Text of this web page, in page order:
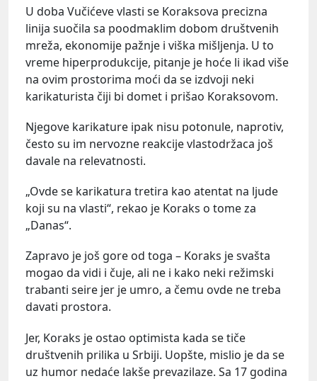
U doba Vučićeve vlasti se Koraksova precizna
linija suočila sa poodmaklim dobom društvenih
mreža, ekonomije pažnje i viška mišljenja. U to
vreme hiperprodukcije, pitanje je hoće li ikad više
na ovim prostorima moći da se izdvoji neki
karikaturista čiji bi domet i prišao Koraksovom.
Njegove karikature ipak nisu potonule, naprotiv,
često su im nervozne reakcije vlastodržaca još
davale na relevatnosti.
„Ovde se karikatura tretira kao atentat na ljude
koji su na vlasti“, rekao je Koraks o tome za
„Danas“.
Zapravo je još gore od toga – Koraks je svašta
mogao da vidi i čuje, ali ne i kako neki režimski
trabanti seire jer je umro, a čemu ovde ne treba
davati prostora.
Jer, Koraks je ostao optimista kada se tiče
društvenih prilika u Srbiji. Uopšte, mislio je da se
uz humor nedaće lakše prevazilaze. Sa 17 godina